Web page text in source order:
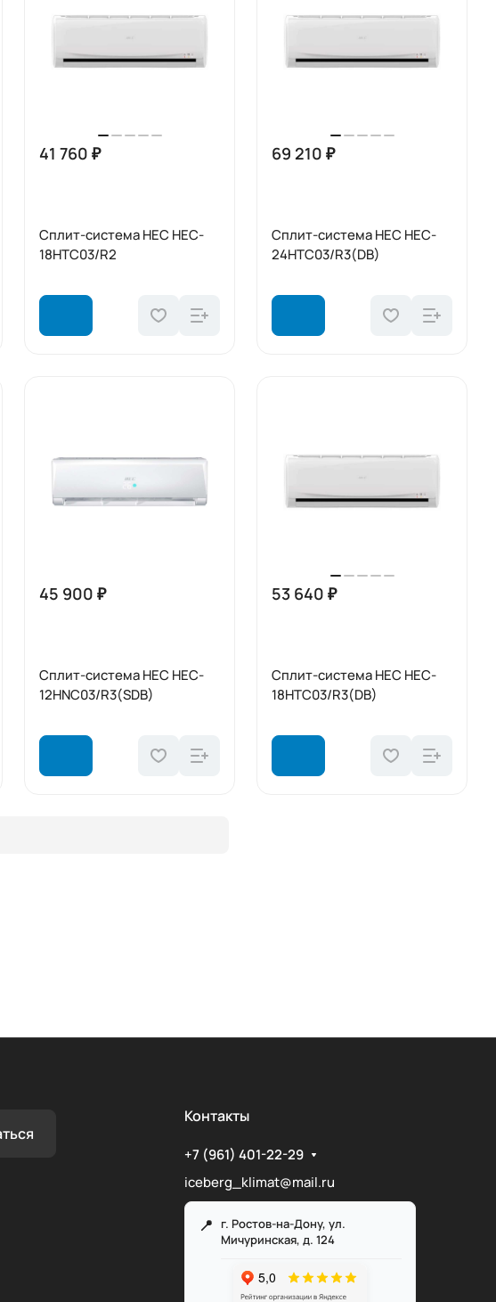
41 760 ₽
Сплит-система HEC HEC-
18HTC03/R2
69 210 ₽
Сплит-система HEC HEC-
24HTC03/R3(DB)
45 900 ₽
Сплит-система HEC HEC-
12HNC03/R3(SDB)
53 640 ₽
Сплит-система HEC HEC-
18HTC03/R3(DB)
Контакты
+7 (961) 401-22-29
iceberg_klimat@mail.ru
г. Ростов-на-Дону, ул.
Мичуринская, д. 124